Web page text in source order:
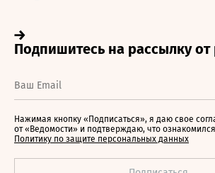
Нажимая кнопку «Подписаться», я даю свое
от «Ведомости» и подтверждаю, что
Политику по защите персональных данных